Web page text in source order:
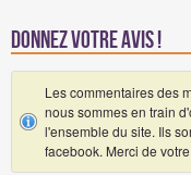
Donnez votre avis !
Les commentaires des
nous sommes en train
l'ensemble du site. Ils
facebook. Merci de